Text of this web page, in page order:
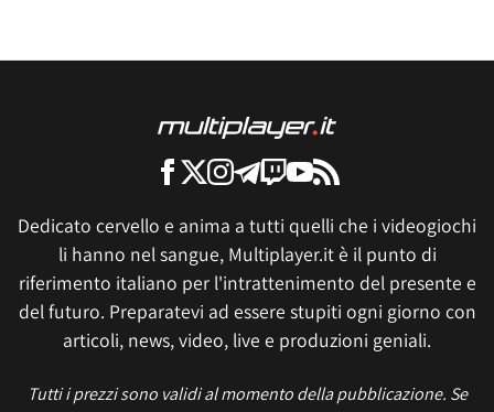
Dedicato cervello e anima a tutti quelli che i videogiochi
li hanno nel sangue, Multiplayer.it è il punto di
riferimento italiano per l'intrattenimento del presente e
del futuro. Preparatevi ad essere stupiti ogni giorno con
articoli, news, video, live e produzioni geniali.
Tutti i prezzi sono validi al momento della pubblicazione. Se